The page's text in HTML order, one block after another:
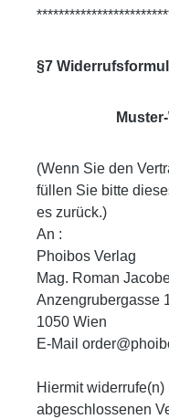
§7
(Wenn Sie den
füllen Sie bitte
es zurück.)
An :
Phoibos Verlag
Mag. Roman
Anzengrubergasse
1050 Wien
E-Mail
Hiermit
abgeschlossenen